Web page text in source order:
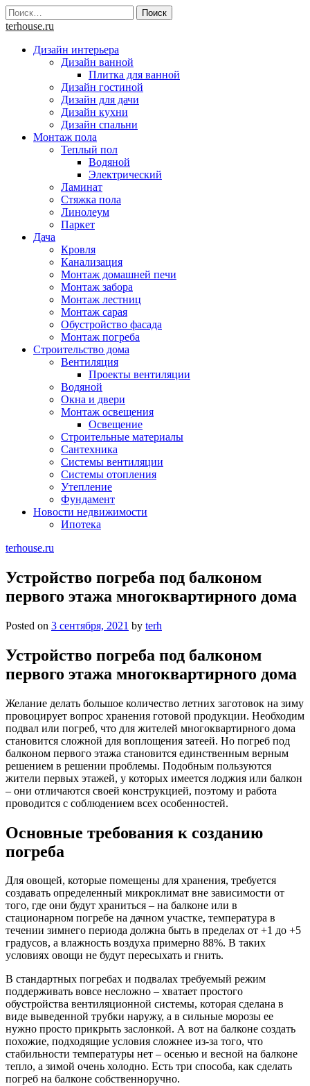
Skip
to
Найти:
terhouse.ru
Дизайн интерьера
Дизайн ванной
Плитка для ванной
Дизайн гостиной
Дизайн для дачи
Дизайн кухни
Дизайн спальни
Монтаж пола
Теплый пол
Водяной
Электрический
Ламинат
Стяжка пола
Линолеум
Паркет
Дача
Кровля
Канализация
Монтаж домашней печи
Монтаж забора
Монтаж лестниц
Монтаж сарая
Обустройство фасада
Монтаж погреба
Строительство дома
Вентиляция
Проекты вентиляции
Водяной
Окна и двери
Монтаж освещения
Освещение
Строительные материалы
Сантехника
Системы вентиляции
Системы отопления
Утепление
Фундамент
Новости недвижимости
Ипотека
terhouse.ru
Устройство погреба под балконом
первого этажа многоквартирного дома
Posted on 3 сентября, 2021 by terh
Устройство погреба под балконом
первого этажа многоквартирного дома
Желание делать большое количество летних заготовок на зиму
провоцирует вопрос хранения готовой продукции. Необходим
подвал или погреб, что для жителей многоквартирного дома
становится сложной для воплощения затеей. Но погреб под
балконом первого этажа становится единственным верным
решением в решении проблемы. Подобным пользуются
жители первых этажей, у которых имеется лоджия или балкон
– они отличаются своей конструкцией, поэтому и работа
проводится с соблюдением всех особенностей.
Основные требования к созданию
погреба
Для овощей, которые помещены для хранения, требуется
создавать определенный микроклимат вне зависимости от
того, где они будут храниться – на балконе или в
стационарном погребе на дачном участке, температура в
течении зимнего периода должна быть в пределах от +1 до +5
градусов, а влажность воздуха примерно 88%. В таких
условиях овощи не будут пересыхать и гнить.
В стандартных погребах и подвалах требуемый режим
поддерживать вовсе несложно – хватает простого
обустройства вентиляционной системы, которая сделана в
виде выведенной трубки наружу, а в сильные морозы ее
нужно просто прикрыть заслонкой. А вот на балконе создать
похожие, подходящие условия сложнее из-за того, что
стабильности температуры нет – осенью и весной на балконе
тепло, а зимой очень холодно. Есть три способа, как сделать
погреб на балконе собственноручно.